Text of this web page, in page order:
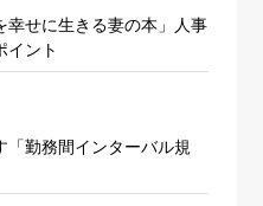
幸せに生きる妻の本」人事
ント
勤務間インターバル規